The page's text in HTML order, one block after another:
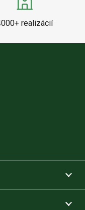
realizácií